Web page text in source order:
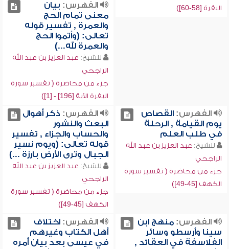
البقرة [58-60])
الفهرس: بيان
معنى تمام الحج
والعمرة , تفسير قوله
تعالى: (وأتموا الحج
والعمرة لله...)
للشيخ: عبد العزيز بن عبد الله
الراجحي
جزء من محاضرة ( تفسير سورة
البقرة الآية [196] - [1])
الفهرس:القصاص
يوم القيامة , الرحلة
في طلب العلم
للشيخ: عبد العزيز بن عبد الله
الراجحي
جزء من محاضرة ( تفسير سورة
الكهف [45-49])
الفهرس: ذكر أهوال
البعث والنشور
والحساب والجزاء , تفسير
قوله تعالى: (ويوم نسير
الجبال وترى الأرض بارزة ...)
للشيخ: عبد العزيز بن عبد الله
الراجحي
جزء من محاضرة ( تفسير سورة
الكهف [45-49])
الفهرس:منهج ابن
سينا وأرسطو وسائر
الفلاسفة في العقائد ,
الفهرس:اختلاف
أهل الكتاب وغيرهم
في عيسى بعد بيان أمره